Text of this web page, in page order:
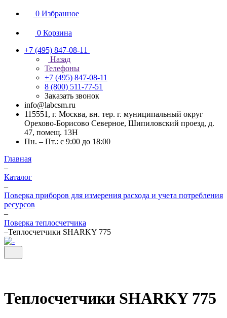
0 Избранное
0 Корзина
+7 (495) 847-08-11
Назад
Телефоны
+7 (495) 847-08-11
8 (800) 511-77-51
Заказать звонок
info@labcsm.ru
115551, г. Москва, вн. тер. г. муниципальный округ
Орехово-Борисово Северное, Шипиловский проезд, д.
47, помещ. 13Н
Пн. – Пт.: с 9:00 до 18:00
Главная
–
Каталог
–
Поверка приборов для измерения расхода и учета потребления
ресурсов
–
Поверка теплосчетчика
–Теплосчетчики SHARKY 775
Теплосчетчики SHARKY 775